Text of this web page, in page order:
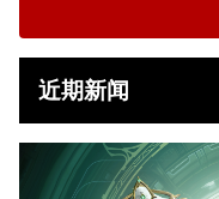
近期新闻